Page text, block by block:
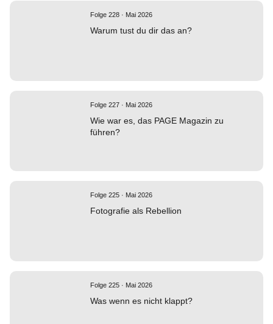
Folge 228 · Mai 2026
Warum tust du dir das an?
Folge 227 · Mai 2026
Wie war es, das PAGE Magazin zu
führen?
Folge 225 · Mai 2026
Fotografie als Rebellion
Folge 225 · Mai 2026
Was wenn es nicht klappt?